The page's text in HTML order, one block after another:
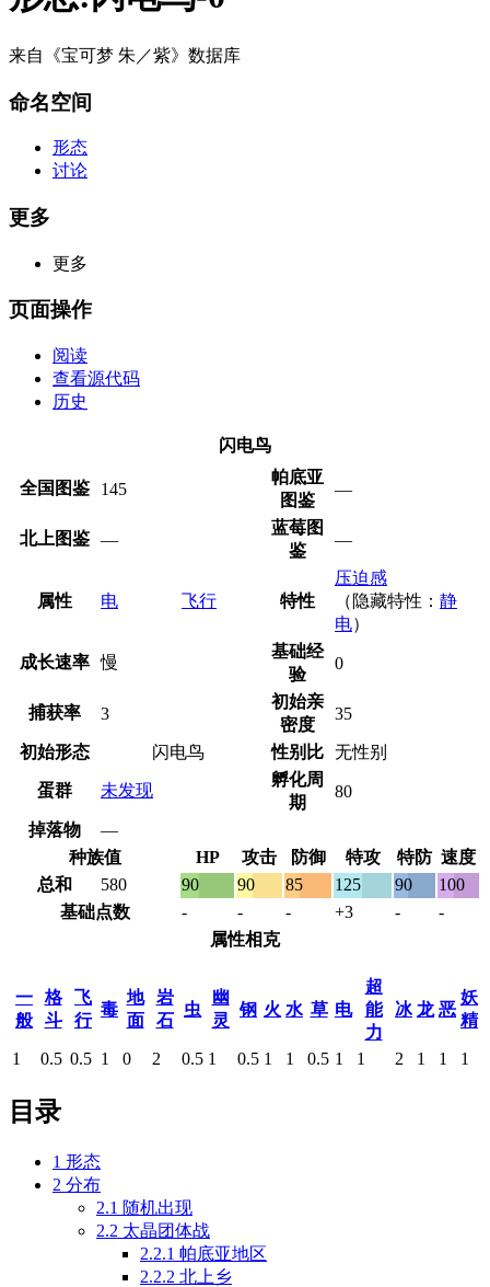
来自《宝可梦 朱／紫》数据库
命名空间
形态
讨论
更多
更多
页面操作
阅读
查看源代码
历史
闪电鸟
全国图鉴 145
帕底亚
图鉴
—
北上图鉴 —
蓝莓图
鉴
—
属性 电 飞行 特性
压迫感
（隐藏特性： 静
电）
成长速率 慢
基础经
验
0
捕获率 3
初始亲
密度
35
初始形态 闪电鸟 性别比 无性别
蛋群 未发现
孵化周
期
80
掉落物
—
种族值
HP 攻击 防御 特攻 特防 速度
总和
580 90 90 85 125 90
100
基础点数
- - - +3 -
-
属性相克
一
般
格
斗
飞
行
毒
地
面
岩
石
虫
幽
灵
钢 火 水 草 电
超
能
力
冰 龙 恶
妖
精
1 0.5 0.5 1 0 2 0.5 1 0.5 1 1 0.5 1 1 2 1 1 1
目录
1 形态
2 分布
2.1 随机出现
2.2 太晶团体战
2.2.1 帕底亚地区
2.2.2 北上乡